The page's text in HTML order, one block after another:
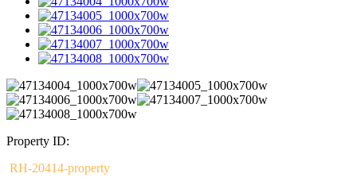
Property ID:
RH-20414-property